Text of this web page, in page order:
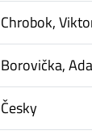
Chrobok,
Borovička,
Česky